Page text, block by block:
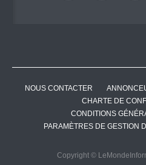
NOUS CONTACTER
CHARTE DE
CONDITIONS
PARAMÈTRES DE GESTION
Copyright ©